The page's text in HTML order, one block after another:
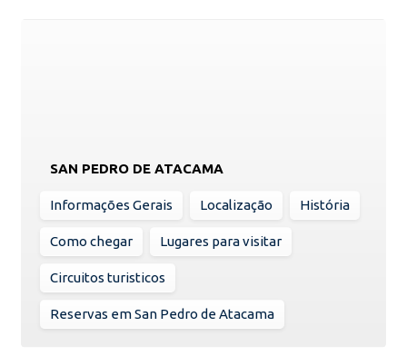
SAN PEDRO DE ATACAMA
Informações Gerais Localização História
Como chegar Lugares para visitar
Circuitos turisticos
Reservas em San Pedro de Atacama